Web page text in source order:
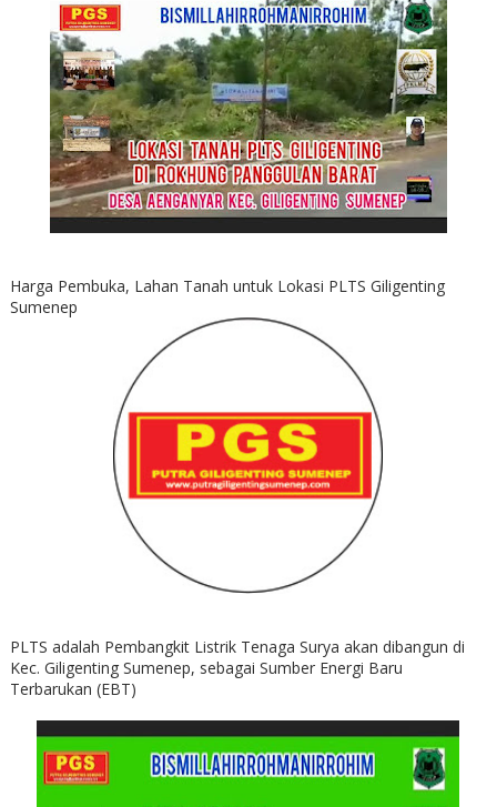
Harga Pembuka, Lahan Tanah untuk Lokasi PLTS Giligenting
Sumenep
PLTS adalah Pembangkit Listrik Tenaga Surya akan dibangun di
Kec. Giligenting Sumenep, sebagai Sumber Energi Baru
Terbarukan (EBT)